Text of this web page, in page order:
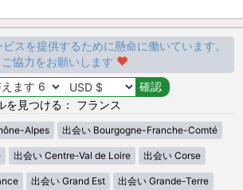
スを提供するために懸命に働いています。
ご協力をお願いします
を見つける： フランス
Alpes 出会い Bourgogne-Franche-Comté
出会い Centre-Val de Loire 出会い Corse
出会い Grand Est 出会い Grande-Terre